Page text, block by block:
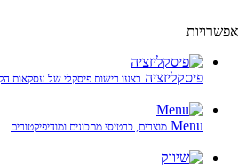
אפשרויות
פיסקליזציה בצעו רישום פיסקלי של עסקאות
Menu מוצרים, כרטיסי מתכונים ומודיפיקטורים